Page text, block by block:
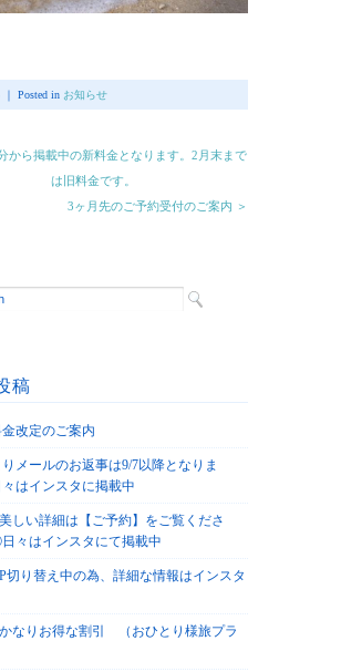
｜ Posted in お知らせ
から掲載中の新料金となります。2月末まで
は旧料金です。
3ヶ月先のご予約受付のご案内 ＞
稿
金改定のご案内
メールのお返事は9/7以降となりま
はインスタに掲載中
しい詳細は【ご予約】をご覧くださ
はインスタにて掲載中
切り替え中の為、詳細な情報はインスタ
かなりお得な割引 （おひとり様旅プラ